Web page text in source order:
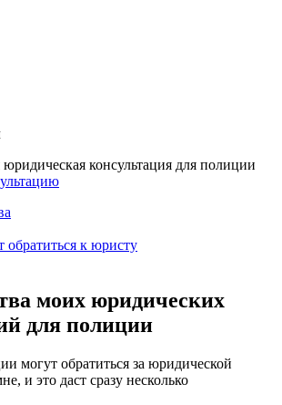
консультация для полиции
обратиться к юристу
моих юридических
для полиции
могут обратиться за юридической
и это даст сразу несколько